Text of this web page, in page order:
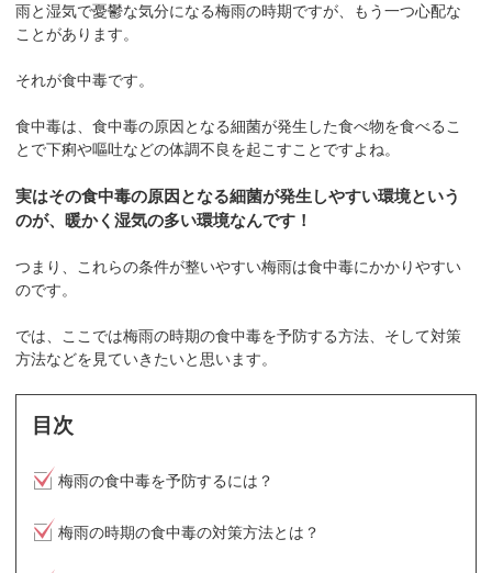
雨と湿気で憂鬱な気分になる梅雨の時期ですが、もう一つ心配な
ことがあります。
それが食中毒です。
食中毒は、食中毒の原因となる細菌が発生した食べ物を食べるこ
とで下痢や嘔吐などの体調不良を起こすことですよね。
実はその食中毒の原因となる細菌が発生しやすい環境という
のが、暖かく湿気の多い環境なんです！
つまり、これらの条件が整いやすい梅雨は食中毒にかかりやすい
のです。
では、ここでは梅雨の時期の食中毒を予防する方法、そして対策
方法などを見ていきたいと思います。
目次
梅雨の食中毒を予防するには？
梅雨の時期の食中毒の対策方法とは？